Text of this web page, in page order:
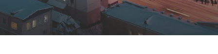
времени и динамичным развитием Якутии. По
периметру площади размещены общественные зоны
с предприятиями общественного питания,
сувенирными магазинами, информационными
центрами, выставочными площадками и т.д.